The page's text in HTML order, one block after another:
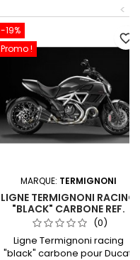
<
-19%
Promo !
MARQUE: TERMIGNONI
LIGNE TERMIGNONI RACING
"BLACK" CARBONE REF.
96480641B DUCATI DIAVEL
1200 2011-2018
(0)
Ligne Termignoni racing
"black" carbone pour Ducati
favorite_border